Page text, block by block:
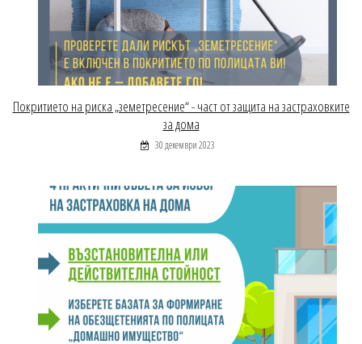
Покритието на риска „земетресение“ - част от защита на застраховките
за дома
30 декември 2023